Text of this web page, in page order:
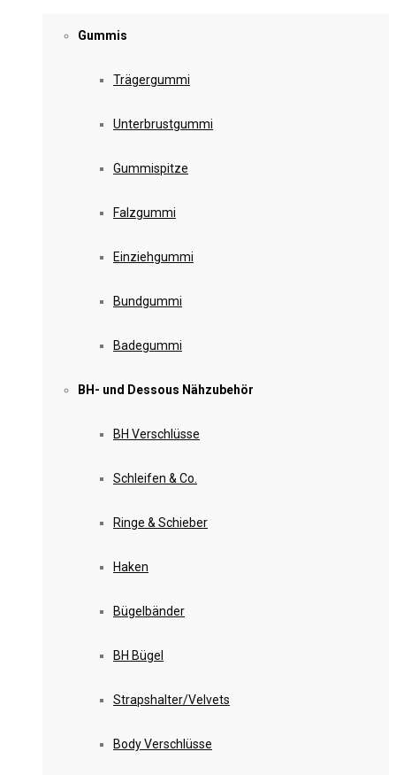
Gummis
Trägergummi
Unterbrustgummi
Gummispitze
Falzgummi
Einziehgummi
Bundgummi
Badegummi
BH- und Dessous Nähzubehör
BH Verschlüsse
Schleifen & Co.
Ringe & Schieber
Haken
Bügelbänder
BH Bügel
Strapshalter/Velvets
Body Verschlüsse